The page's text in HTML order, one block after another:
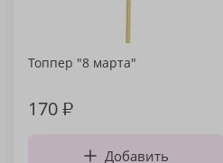
Топпер "8 марта"
170₽
Добавить